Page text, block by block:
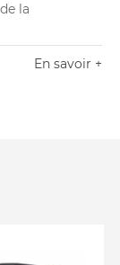
la
En savoir +